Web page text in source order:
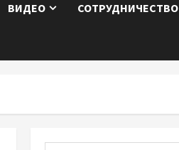
ВИДЕО СОТРУДНИЧЕСТВО